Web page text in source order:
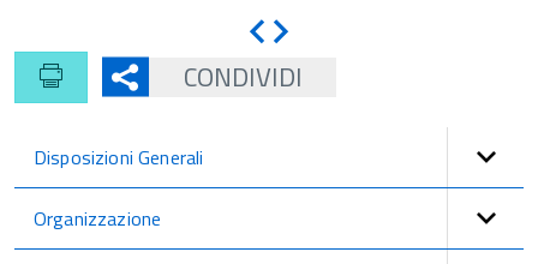
Indietro
CONDIVIDI
Disposizioni Generali
Organizzazione